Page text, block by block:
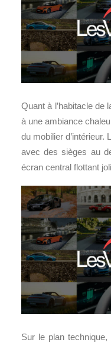
Quant à l’habitacle de
à une ambiance
du mobilier d’intérieur.
avec des sièges au
écran central flottant
Sur le plan technique,